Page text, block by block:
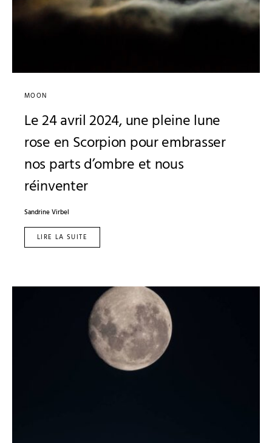
MOON
Le 24 avril 2024, une pleine lune
rose en Scorpion pour embrasser
nos parts d’ombre et nous
réinventer
Sandrine Virbel
LIRE LA SUITE